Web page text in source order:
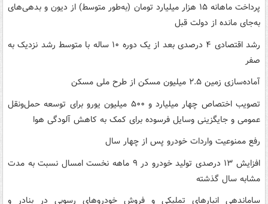
پرداخت ماهانه ۱۵ هزار میلیارد تومان (‌به‌طور متوسط) از دیون و بدهی‌های
به‌جای مانده از دولت قبل
رشد اقتصادی ۴ درصدی بعد از یک دوره ۱۰ ساله با متوسط رشد نزدیک به
صفر
آماده‌سازی زمین ۲.۵ میلیون مسکن از طرح ملی مسکن
تصویب اختصاص چهار میلیارد و ۵۰۰ میلیون یورو برای توسعه حمل‌ونقل
عمومی و جایگزینی وسایل فرسوده برای کمک به کاهش آلودگی هوا
رفع ممنوعیت واردات خودرو پس از چهار سال
افزایش ۱۳ درصدی تولید خودرو در ۹ ماهه نخست امسال نسبت به مدت
مشابه سال گذشته
ساماندهی انبارهای تملیکی و فروش خودروهای رسوبی در بنادر و